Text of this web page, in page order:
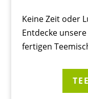
Keine Zeit oder
Entdecke
fertigen